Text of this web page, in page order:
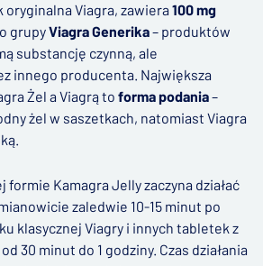
Viagra, zawiera 100 mg
grupyViagra Generika– produktów
substancję czynną, ale
innego producenta. Największa
Żel a Viagrą to forma podania–
żel w saszetkach, natomiast Viagra
formie Kamagra Jelly zaczyna działać
zaledwie 10-15 minut po
klasycznej Viagry i innych tabletek z
30 minut do 1 godziny. Czas działania